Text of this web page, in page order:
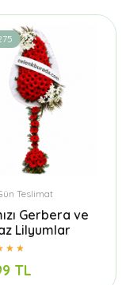
Teslimat
Gerbera ve
Lilyumlar
TL